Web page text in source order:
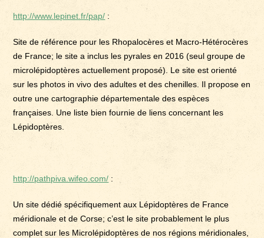
http://www.lepinet.fr/pap/ :
Site de référence pour les Rhopalocères et Macro-Hétérocères
de France; le site a inclus les pyrales en 2016 (seul groupe de
microlépidoptères actuellement proposé). Le site est orienté
sur les photos in vivo des adultes et des chenilles. Il propose en
outre une cartographie départementale des espèces
françaises. Une liste bien fournie de liens concernant les
Lépidoptères.
http://pathpiva.wifeo.com/ :
Un site dédié spécifiquement aux Lépidoptères de France
méridionale et de Corse; c’est le site probablement le plus
complet sur les Microlépidoptères de nos régions méridionales,